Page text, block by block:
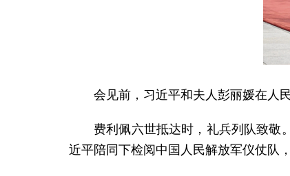
会见前，习近平和夫人彭丽媛在人
费利佩六世抵达时，礼兵列队致敬
近平陪同下检阅中国人民解放军仪仗队